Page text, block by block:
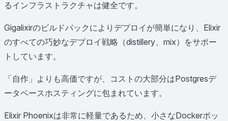
るインフラストラクチャは健全です。
Gigalixirのビルドパックによりデプロイが簡単になり、Elixir
のすべての巧妙なデプロイ戦略（distillery、mix）をサポー
トしています。
「自作」よりも高価ですが、コストの大部分はPostgresデ
ータベースホスティングに包まれています。
Elixir Phoenixは非常に軽量であるため、小さなDockerポッ